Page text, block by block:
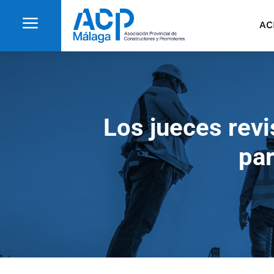
a
Los jueces